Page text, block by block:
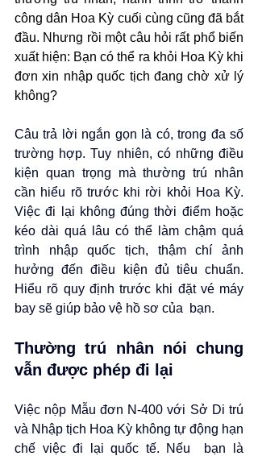
công dân Hoa Kỳ cuối cùng cũng đã bắt
đầu. Nhưng rồi một câu hỏi rất phổ biến
xuất hiện: Bạn có thể ra khỏi Hoa Kỳ khi
đơn xin nhập quốc tịch đang chờ xử lý
không?
Câu trả lời ngắn gọn là có, trong đa số
trường hợp. Tuy nhiên, có những điều
kiện quan trọng mà thường trú nhân
cần hiểu rõ trước khi rời khỏi Hoa Kỳ.
Việc đi lại không đúng thời điểm hoặc
kéo dài quá lâu có thể làm chậm quá
trình nhập quốc tịch, thậm chí ảnh
hưởng đến điều kiện đủ tiêu chuẩn.
Hiểu rõ quy định trước khi đặt vé máy
bay sẽ giúp bảo vệ hồ sơ của  bạn.
Thường trú nhân nói chung
vẫn được phép đi lại
Việc nộp Mẫu đơn N-400 với Sở Di trú
và Nhập tịch Hoa Kỳ không tự động hạn
chế việc đi lại quốc tế. Nếu  bạn là